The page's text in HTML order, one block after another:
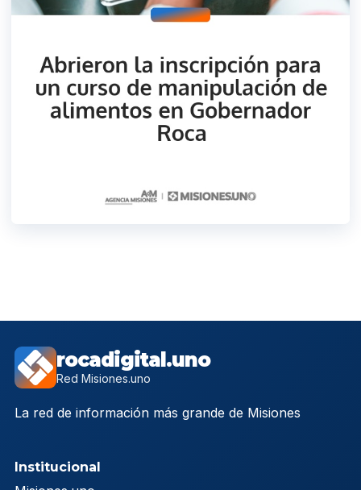
rocadigital.uno
Red Misiones.uno
La red de información más grande de Misiones
Institucional